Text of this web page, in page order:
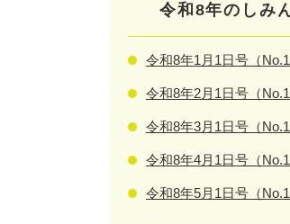
令和8年のしみ
令和8年1月1日号（
令和8年2月1日号（
令和8年3月1日号（
令和8年4月1日号（
令和8年5月1日号（